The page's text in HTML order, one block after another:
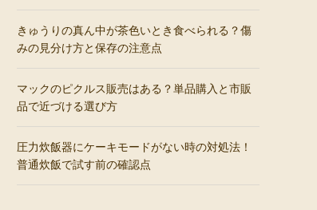
きゅうりの真ん中が茶色いとき食べられる？傷
みの見分け方と保存の注意点
マックのピクルス販売はある？単品購入と市販
品で近づける選び方
圧力炊飯器にケーキモードがない時の対処法！
普通炊飯で試す前の確認点